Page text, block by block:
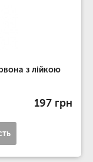
з лійкою
197 грн